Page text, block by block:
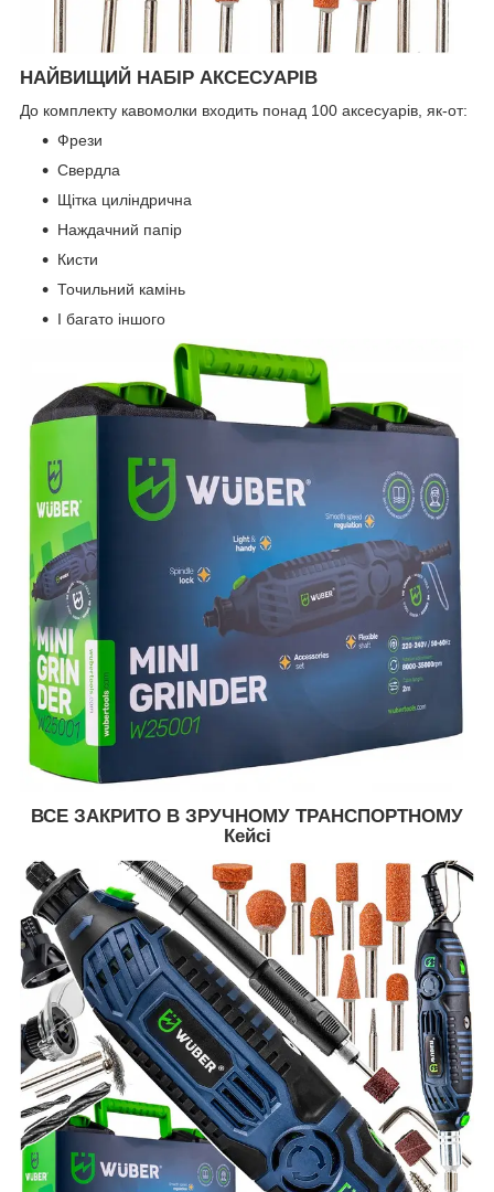
НАЙВИЩИЙ НАБІР АКСЕСУАРІВ
До комплекту кавомолки входить понад 100 аксесуарів, як-от:
Фрези
Свердла
Щітка циліндрична
Наждачний папір
Кисти
Точильний камінь
І багато іншого
ВСЕ ЗАКРИТО В ЗРУЧНОМУ ТРАНСПОРТНОМУ
Кейсі